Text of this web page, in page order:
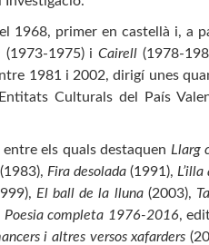
1968, primer en castellà i, a
(1973-1975) iCairell(1978-
1981 i 2002, dirigí unes
Culturals del País
els quals destaquen Llarg
(1983), Fira desolada (1991),
El ball de la lluna (2003),
Poesia completa 1976-2016,
i altres versos xafarders